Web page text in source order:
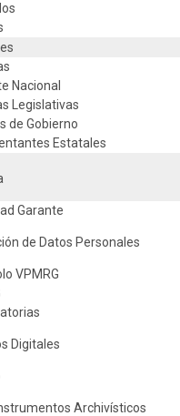
Nacional
Legislativas
de Gobierno
Estatales
Garante
de Datos Personales
VPMRG
Digitales
Archivísticos